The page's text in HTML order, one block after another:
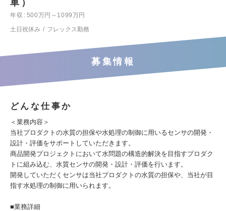
車）
年収
500万円～1099万円
土日祝休み
フレックス勤務
募集情報
どんな仕事か
＜業務内容＞
当社プロダクトの水質の担保や水処理の制御に用いるセンサの開発・
設計・評価をサポートしていただきます。
商品開発プロジェクトにおいて水問題の構造的解決を目指すプロダク
トに組み込む、水質センサの開発・設計・評価を行います。
開発していただくセンサは当社プロダクトの水質の担保や、当社が目
指す水処理の制御に用いられます。
■業務詳細